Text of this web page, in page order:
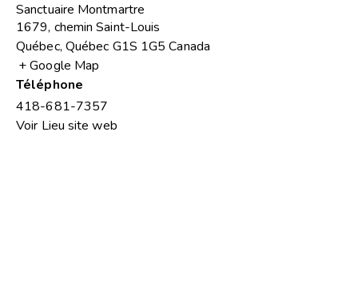
Sanctuaire Montmartre
1679, chemin Saint-Louis
Québec, Québec G1S 1G5 Canada
+ Google Map
Téléphone
418-681-7357
Voir Lieu site web